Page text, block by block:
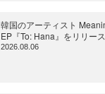
韓国のアーティスト
EP『To: Hana』をリリース
2026.08.06